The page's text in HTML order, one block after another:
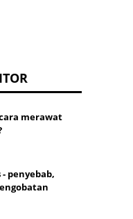
merawat
penyebab,